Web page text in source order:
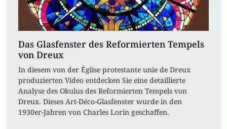
Das Glasfenster des Reformierten Tempels
von Dreux
In diesem von der Église protestante unie de Dreux
produzierten Video entdecken Sie eine detaillierte
Analyse des Okulus des Reformierten Tempels von
Dreux. Dieses Art-Déco-Glasfenster wurde in den
1930er-Jahren von Charles Lorin geschaffen.